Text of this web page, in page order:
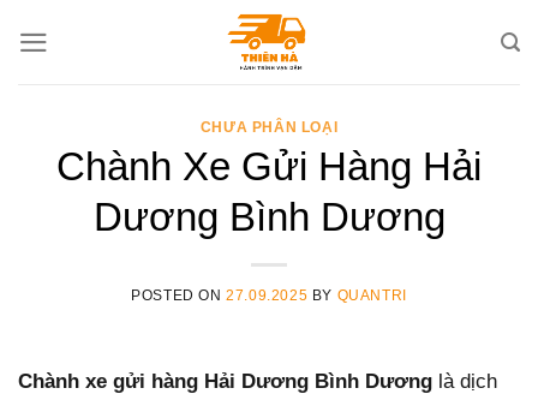
CHƯA PHÂN LOẠI
Chành Xe Gửi Hàng Hải
Dương Bình Dương
POSTED ON27.09.2025 BY QUANTRI
Chành xe gửi hàng Hải Dương Bình Dương là dịch